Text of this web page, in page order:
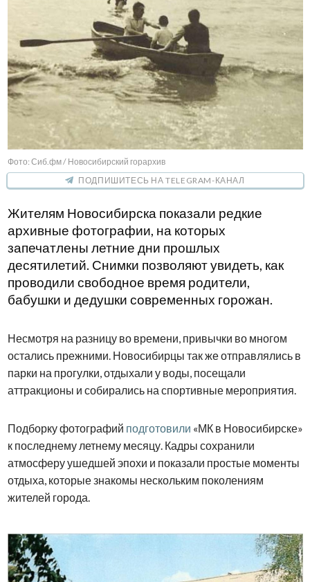
Фото: Сиб.фм / Новосибирский горархив
ПОДПИШИТЕСЬ НА TELEGRAM-КАНАЛ
Жителям Новосибирска показали редкие
архивные фотографии, на которых
запечатлены летние дни прошлых
десятилетий. Снимки позволяют увидеть, как
проводили свободное время родители,
бабушки и дедушки современных горожан.
Несмотря на разницу во времени, привычки во многом
остались прежними. Новосибирцы так же отправлялись в
парки на прогулки, отдыхали у воды, посещали
аттракционы и собирались на спортивные мероприятия.
Подборку фотографий подготовили «МК в Новосибирске»
к последнему летнему месяцу. Кадры сохранили
атмосферу ушедшей эпохи и показали простые моменты
отдыха, которые знакомы нескольким поколениям
жителей города.